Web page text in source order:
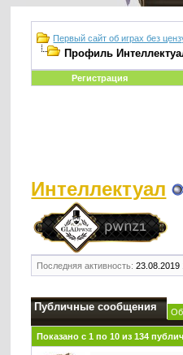
Первый сайт об играх без
Профиль
Регистрация
Интеллектуал
Последняя активность: 23.08.2019
Публичные сообщения
Показано с 1 по10 из134